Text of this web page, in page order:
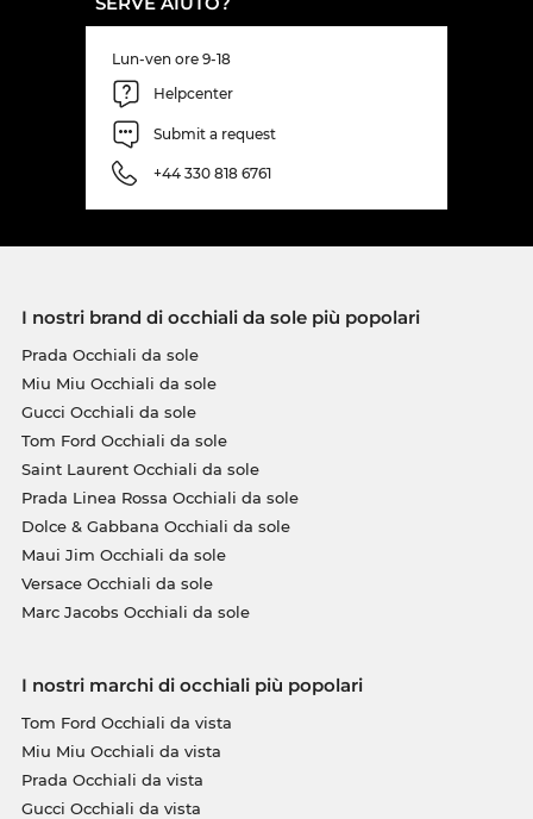
Lun-ven ore 9-18
Helpcenter
Submit a request
+44 330 818 6761
I nostri brand di occhiali da sole più popolari
Prada Occhiali da sole
Miu Miu Occhiali da sole
Gucci Occhiali da sole
Tom Ford Occhiali da sole
Saint Laurent Occhiali da sole
Prada Linea Rossa Occhiali da sole
Dolce & Gabbana Occhiali da sole
Maui Jim Occhiali da sole
Versace Occhiali da sole
Marc Jacobs Occhiali da sole
I nostri marchi di occhiali più popolari
Tom Ford Occhiali da vista
Miu Miu Occhiali da vista
Prada Occhiali da vista
Gucci Occhiali da vista